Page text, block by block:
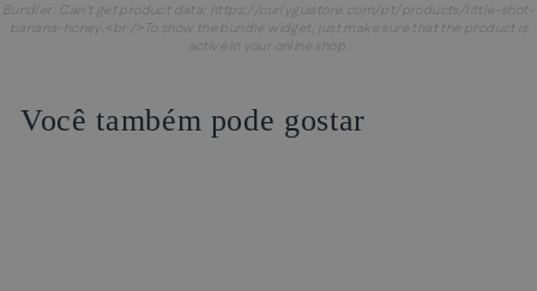
Bundler: Can't get product data: https://curlyguistore.com/pt/products/little-shot-
banana-honey.<br />To show the bundle widget, just make sure that the product is
active in your online shop.
Você também pode gostar